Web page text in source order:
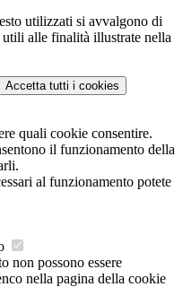
utilizzati si avvalgono di
alle finalità illustrate nella
Accetta tutti i cookies
quali cookie consentire.
il funzionamento della
al funzionamento potete
non possono essere
nella pagina della cookie